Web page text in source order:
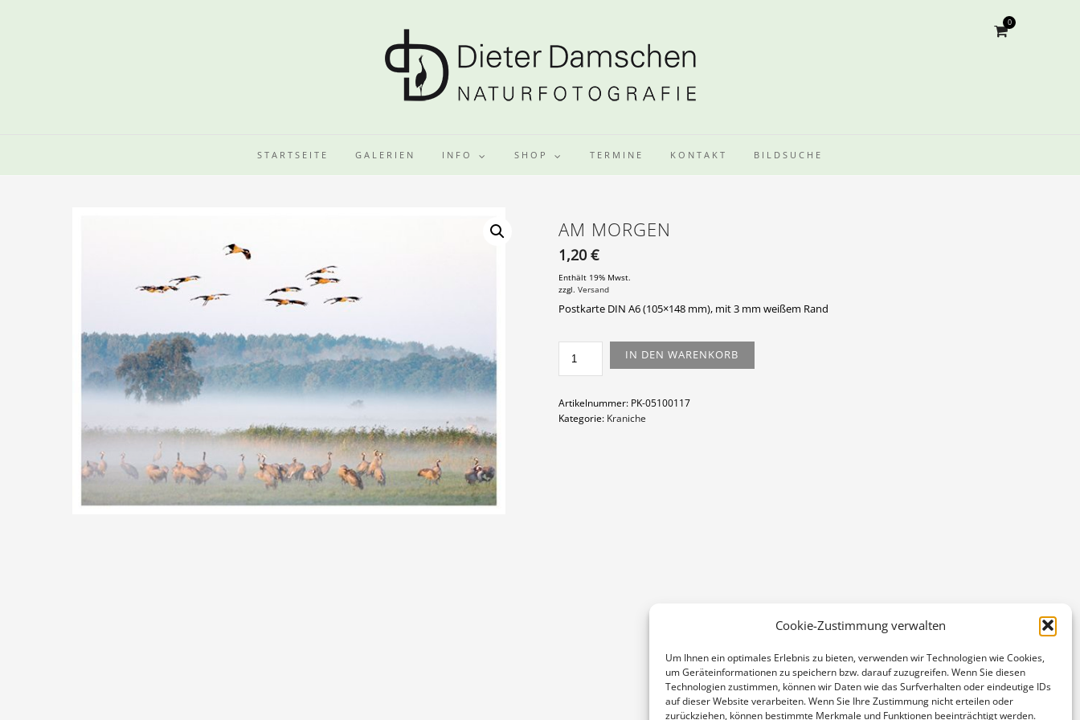
Cookie-Zustimmung verwalten
Um Ihnen ein optimales Erlebnis zu bieten, verwenden wir Technologien wie Cookies,
um Geräteinformationen zu speichern bzw. darauf zuzugreifen. Wenn Sie diesen
Technologien zustimmen, können wir Daten wie das Surfverhalten oder eindeutige IDs
auf dieser Website verarbeiten. Wenn Sie Ihre Zustimmung nicht erteilen oder
zurückziehen, können bestimmte Merkmale und Funktionen beeinträchtigt werden.
0
STARTSEITE GALERIEN INFO SHOP TERMINE KONTAKT BILDSUCHE
AM MORGEN
1,20€
Enthält 19% Mwst.
zzgl.Versand
Postkarte DIN A6 (105×148 mm), mit 3 mm weißem Rand
MORGEN
IN DEN WARENKORB
Artikelnummer: PK-05100117
Kategorie: Kraniche